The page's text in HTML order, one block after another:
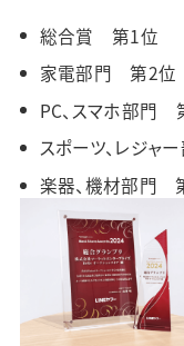
総合賞 第1位
家電部門 第2位
PC、スマホ部門
スポーツ、レジ
楽器、機材部門